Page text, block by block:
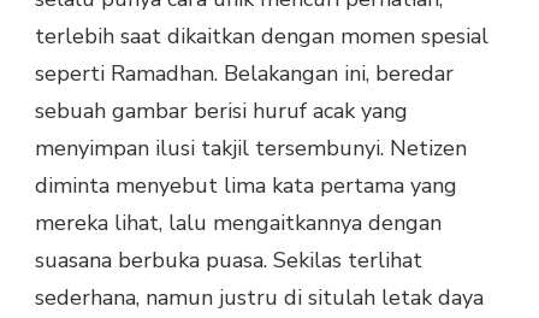
terlebih saat dikaitkan dengan momen spesial
seperti Ramadhan. Belakangan ini, beredar
sebuah gambar berisi huruf acak yang
menyimpan ilusi takjil tersembunyi. Netizen
diminta menyebut lima kata pertama yang
mereka lihat, lalu mengaitkannya dengan
suasana berbuka puasa. Sekilas terlihat
sederhana, namun justru di situlah letak daya